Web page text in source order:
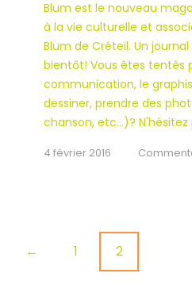
Blum est le nouveau
à la vie culturelle et
Blum de Créteil. Un
bientôt! Vous êtes tentés
communication, le
dessiner, prendre des
chanson, etc…)? N'hésitez
4 février 2016
P
← 1 2